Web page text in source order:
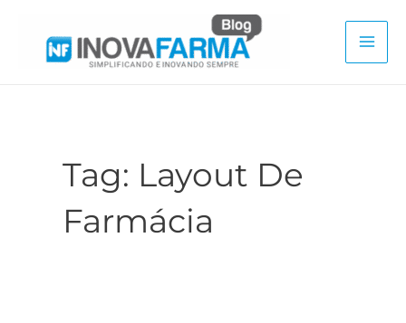
Main
Tag: Layout De
Farmácia